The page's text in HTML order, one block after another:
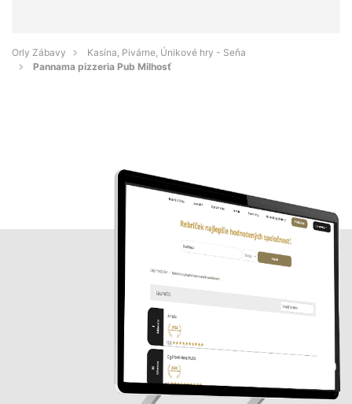
Orly Zábavy
Kasína, Pivárne, Únikové hry - Seňa
Pannama pizzeria Pub Milhosť